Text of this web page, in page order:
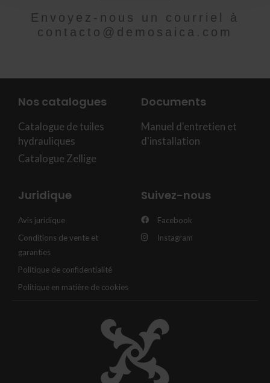
Envoyez-nous un courriel à
contacto@demosaica.com
Nos catalogues
Catalogue de tuiles
hydrauliques
Catalogue Zellige
Documents
Manuel d'entretien et
d'installation
Juridique
Avis juridique
Conditions de vente et
garanties
Politique de confidentialité
Politique en matière de cookies
Suivez-nous
Facebook
Instagram